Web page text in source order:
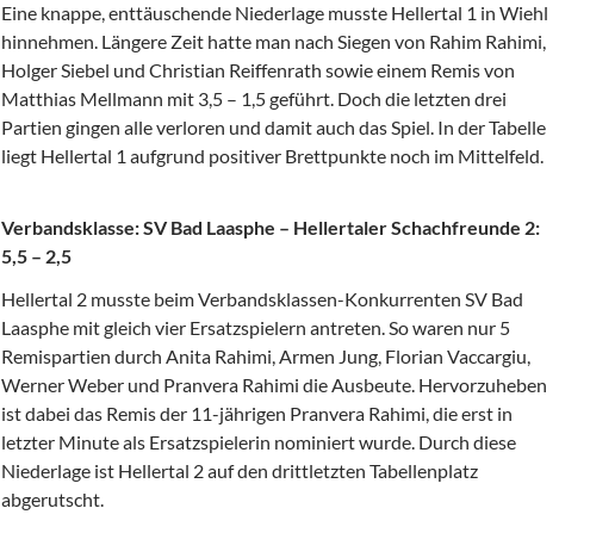
Eine knappe, enttäuschende Niederlage musste Hellertal 1 in Wiehl
hinnehmen. Längere Zeit hatte man nach Siegen von Rahim Rahimi,
Holger Siebel und Christian Reiffenrath sowie einem Remis von
Matthias Mellmann mit 3,5 – 1,5 geführt. Doch die letzten drei
Partien gingen alle verloren und damit auch das Spiel. In der Tabelle
liegt Hellertal 1 aufgrund positiver Brettpunkte noch im Mittelfeld.
Verbandsklasse: SV Bad Laasphe – Hellertaler Schachfreunde 2:
5,5 – 2,5
Hellertal 2 musste beim Verbandsklassen-Konkurrenten SV Bad
Laasphe mit gleich vier Ersatzspielern antreten. So waren nur 5
Remispartien durch Anita Rahimi, Armen Jung, Florian Vaccargiu,
Werner Weber und Pranvera Rahimi die Ausbeute. Hervorzuheben
ist dabei das Remis der 11-jährigen Pranvera Rahimi, die erst in
letzter Minute als Ersatzspielerin nominiert wurde. Durch diese
Niederlage ist Hellertal 2 auf den drittletzten Tabellenplatz
abgerutscht.